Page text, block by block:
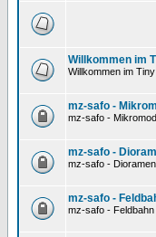
Willkommen im
Willkommen im
mz-safo -
mz-safo -
mz-safo -
mz-safo - Dioramen
mz-safo -
mz-safo - Feldbahn